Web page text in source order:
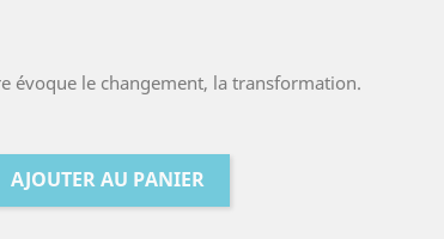
évoque le changement, la transformation.
AJOUTER AU PANIER